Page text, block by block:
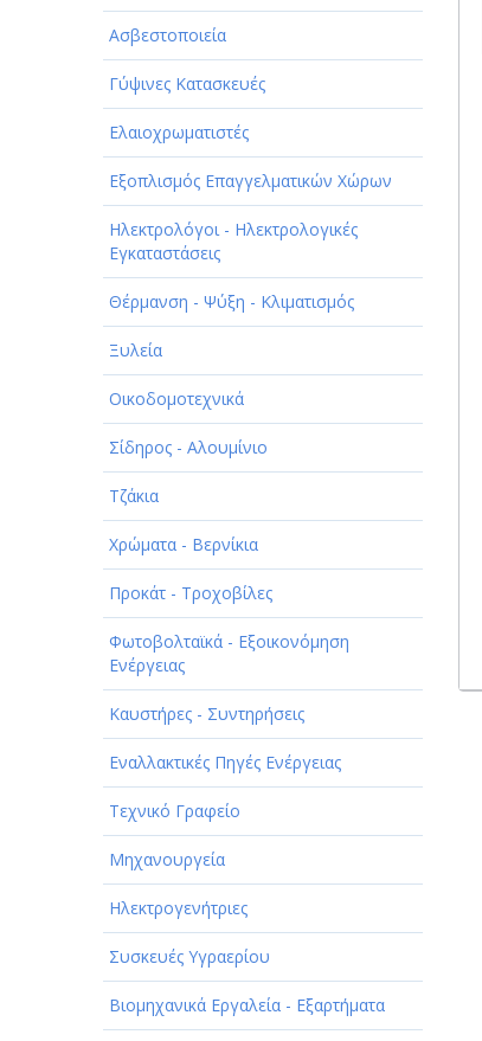
ΕΚΠΑΙΔΕΥΣΗ - ΣΧΟΛΕΣ
ΕΜΠΟΡΙΟ - ΕΜΠΟΡΙΚΑ ΚΑΤΑΣΤΗΜΑΤΑ
ΕΡΓΟΣΤΑΣΙΑ - ΒΙΟΜΗΧΑΝΙΕΣ
ΞΕΝΟΔΟΧΕΙΑ - ΤΟΥΡΙΣΜΟΣ
ΟΜΟΡΦΙΑ
ΠΑΡΟΧΗ ΥΠΗΡΕΣΙΩΝ
ΤΕΧΝΙΚΑ - ΚΑΤΑΣΚΕΥΑΣΤΙΚΑ
ΤΕΧΝΟΛΟΓΙΑ
ΥΓΕΙΑ - ΙΑΤΡΟΙ
ΦΑΓΗΤΟ
Ασβεστοποιεία
Γύψινες Κατασκευές
Ελαιοχρωματιστές
Εξοπλισμός Επαγγελματικών Χώρων
Ηλεκτρολόγοι - Ηλεκτρολογικές
Εγκαταστάσεις
Θέρμανση - Ψύξη - Κλιματισμός
Ξυλεία
Οικοδομοτεχνικά
Σίδηρος - Αλουμίνιο
Τζάκια
Χρώματα - Βερνίκια
Προκάτ - Τροχοβίλες
Φωτοβολταϊκά - Εξοικονόμηση
Ενέργειας
Καυστήρες - Συντηρήσεις
Εναλλακτικές Πηγές Ενέργειας
Τεχνικό Γραφείο
Μηχανουργεία
Ηλεκτρογενήτριες
Συσκευές Υγραερίου
Βιομηχανικά Εργαλεία - Εξαρτήματα